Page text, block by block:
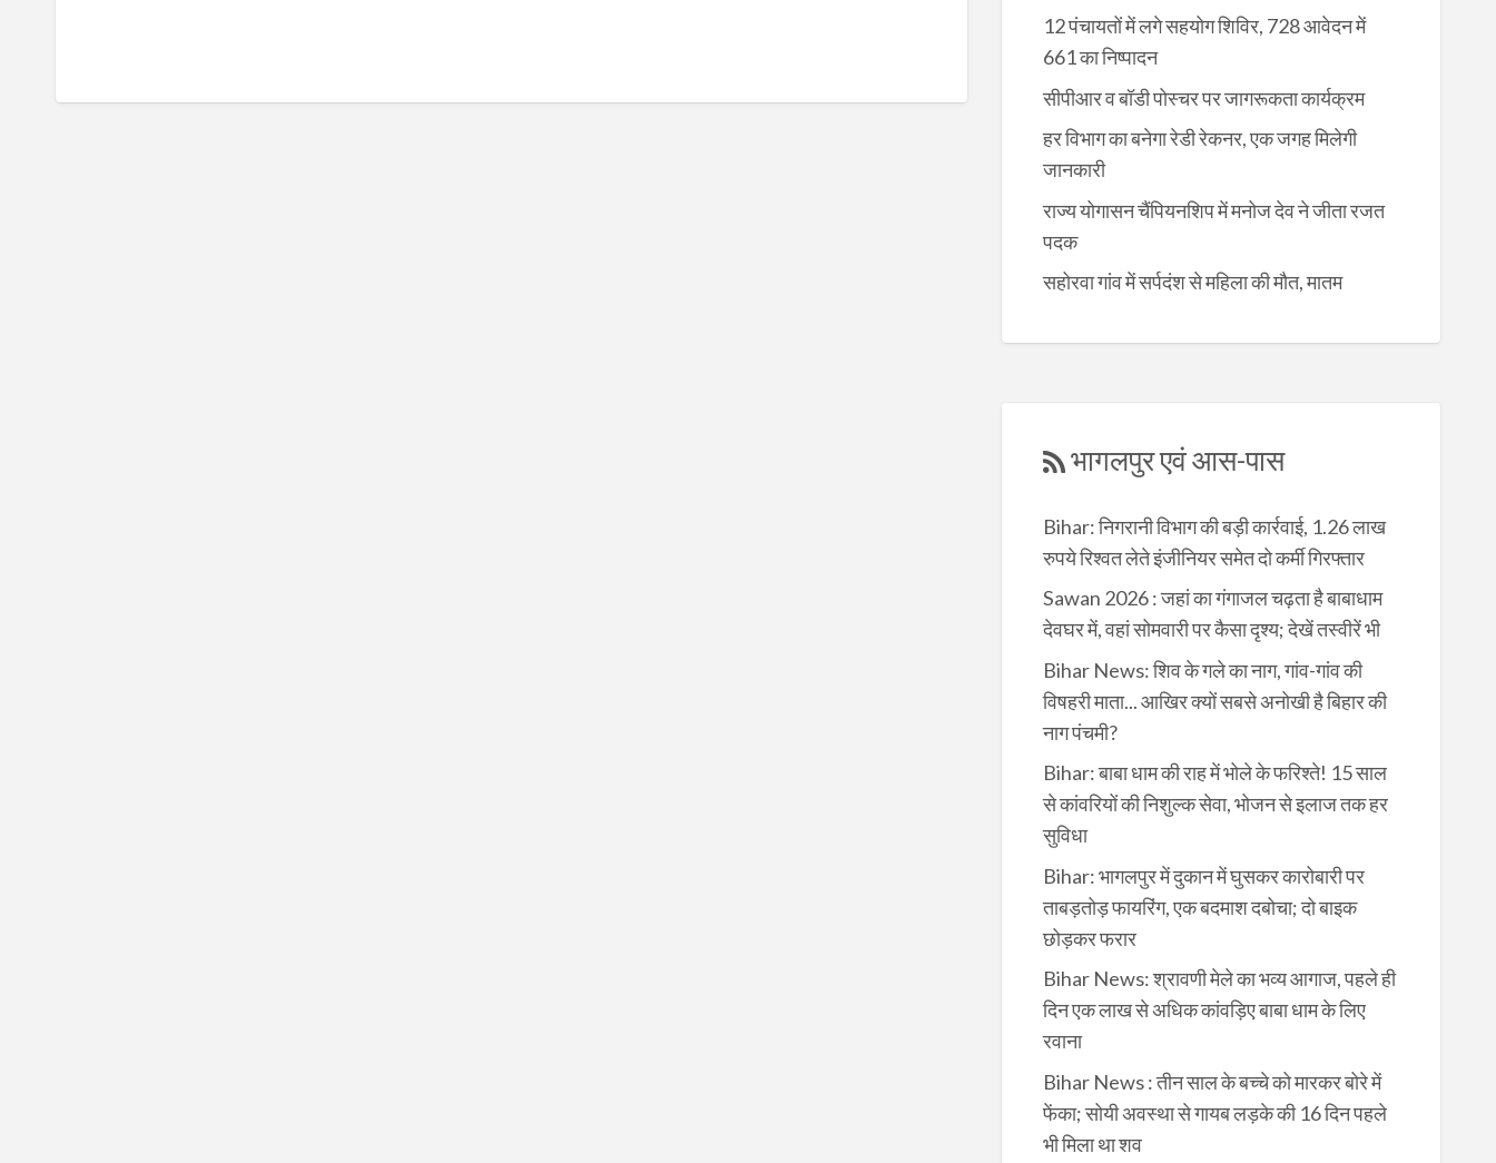
12 पंचायतों में लगे सहयोग शिविर, 728 आवेदन में
661 का निष्पादन
सीपीआर व बॉडी पोस्चर पर जागरूकता कार्यक्रम
हर विभाग का बनेगा रेडी रेकनर, एक जगह मिलेगी
जानकारी
राज्य योगासन चैंपियनशिप में मनोज देव ने जीता रजत
पदक
सहोरवा गांव में सर्पदंश से महिला की मौत, मातम
भागलपुर एवं आस-पास
Bihar: निगरानी विभाग की बड़ी कार्रवाई, 1.26 लाख
रुपये रिश्वत लेते इंजीनियर समेत दो कर्मी गिरफ्तार
Sawan 2026 : जहां का गंगाजल चढ़ता है बाबाधाम
देवघर में, वहां सोमवारी पर कैसा दृश्य; देखें तस्वीरें भी
Bihar News: शिव के गले का नाग, गांव-गांव की
विषहरी माता... आखिर क्यों सबसे अनोखी है बिहार की
नाग पंचमी?
Bihar: बाबा धाम की राह में भोले के फरिश्ते! 15 साल
से कांवरियों की निशुल्क सेवा, भोजन से इलाज तक हर
सुविधा
Bihar: भागलपुर में दुकान में घुसकर कारोबारी पर
ताबड़तोड़ फायरिंग, एक बदमाश दबोचा; दो बाइक
छोड़कर फरार
Bihar News: श्रावणी मेले का भव्य आगाज, पहले ही
दिन एक लाख से अधिक कांवड़िए बाबा धाम के लिए
रवाना
Bihar News : तीन साल के बच्चे को मारकर बोरे में
फेंका; सोयी अवस्था से गायब लड़के की 16 दिन पहले
भी मिला था शव